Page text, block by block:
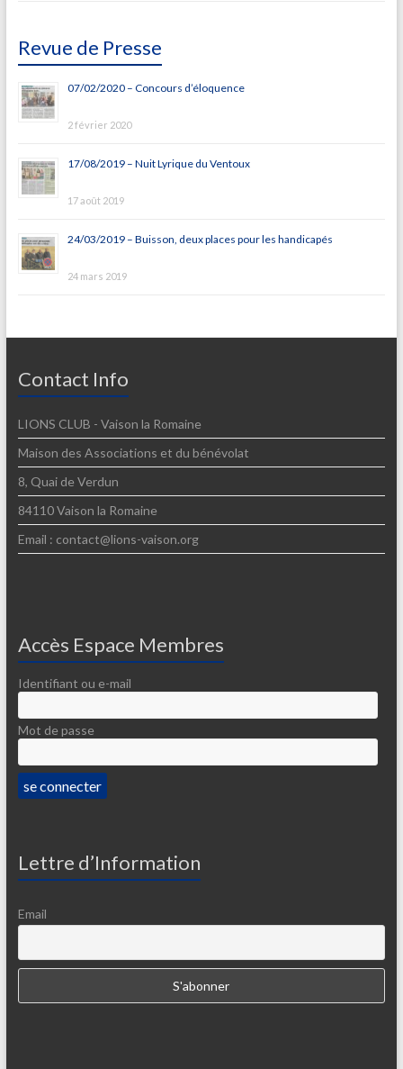
Revue de Presse
07/02/2020 – Concours d’éloquence
2 février 2020
17/08/2019 – Nuit Lyrique du Ventoux
17 août 2019
24/03/2019 – Buisson, deux places pour les handicapés
24 mars 2019
Contact Info
LIONS CLUB - Vaison la Romaine
Maison des Associations et du bénévolat
8, Quai de Verdun
84110 Vaison la Romaine
Email : contact@lions-vaison.org
Accès Espace Membres
Identifiant ou e-mail
Mot de passe
Lettre d’Information
Email